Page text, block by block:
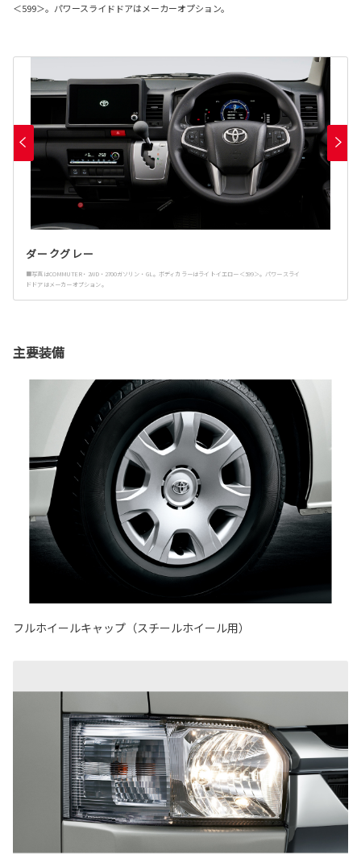
＜599＞。パワースライドドアはメーカーオプション。
ダークグレー
■写真はCOMMUTER・2WD・2700ガソリン・GL。ボディカラーはライトイエロー＜599＞。パワースライ
ドドアはメーカーオプション。
主要装備
フルホイールキャップ（スチールホイール用）